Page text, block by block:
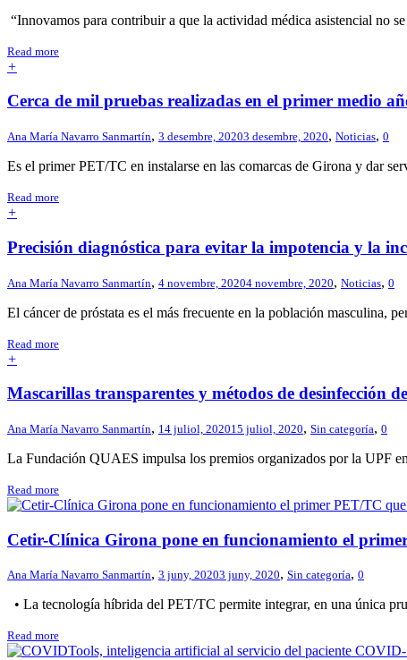
“Innovamos para contribuir a que la actividad médica asistencial no
Read more
+
Cerca de mil pruebas realizadas en el primer medio
Ana María Navarro Sanmartín, 3 desembre, 20203 desembre, 2020, Noticias, 0
Es el primer PET/TC en instalarse en las comarcas de Girona y dar
Read more
+
Precisión diagnóstica para evitar la impotencia y la
Ana María Navarro Sanmartín, 4 novembre, 20204 novembre, 2020, Noticias, 0
El cáncer de próstata es el más frecuente en la población masculina,
Read more
+
Mascarillas transparentes y métodos de desinfección
Ana María Navarro Sanmartín, 14 juliol, 202015 juliol, 2020, Sin categoría, 0
La Fundación QUAES impulsa los premios organizados por la UPF
Read more
Cetir-Clínica Girona pone en funcionamiento el
Ana María Navarro Sanmartín, 3 juny, 20203 juny, 2020, Sin categoría, 0
• La tecnología híbrida del PET/TC permite integrar, en una única
Read more